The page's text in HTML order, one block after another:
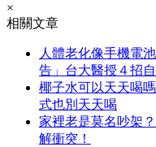
×
相關文章
人體老化像手機電
告」台大醫授４招
椰子水可以天天喝
式也別天天喝
家裡老是莫名吵架
解衝突！